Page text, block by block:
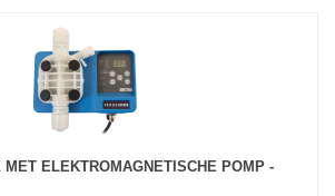
MET ELEKTROMAGNETISCHE POMP -